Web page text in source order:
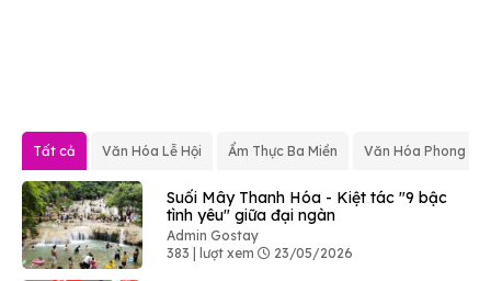
Tất cả Văn Hóa Lễ Hội Ẩm Thực Ba Miền Văn Hóa Phong
Suối Mây Thanh Hóa - Kiệt tác "9 bậc
tình yêu" giữa đại ngàn
Admin Gostay
383 | lượt xem
23/05/2026